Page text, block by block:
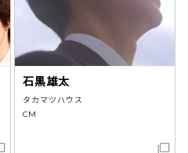
石黒雄太
タカマツハウス
CM